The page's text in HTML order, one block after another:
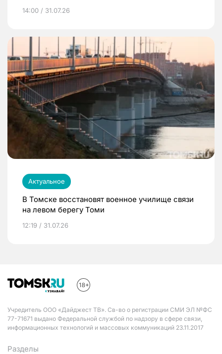
14:00 / 31.07.26
Актуальное
В Томске восстановят военное училище связи
на левом берегу Томи
12:19 / 31.07.26
Учредитель ООО «Дайджест ТВ». Св-во о регистрации СМИ ЭЛ №ФС
77-71671 выдано Федеральной службой по надзору в сфере связи,
информационных технологий и массовых коммуникаций 23.11.2017
Разделы